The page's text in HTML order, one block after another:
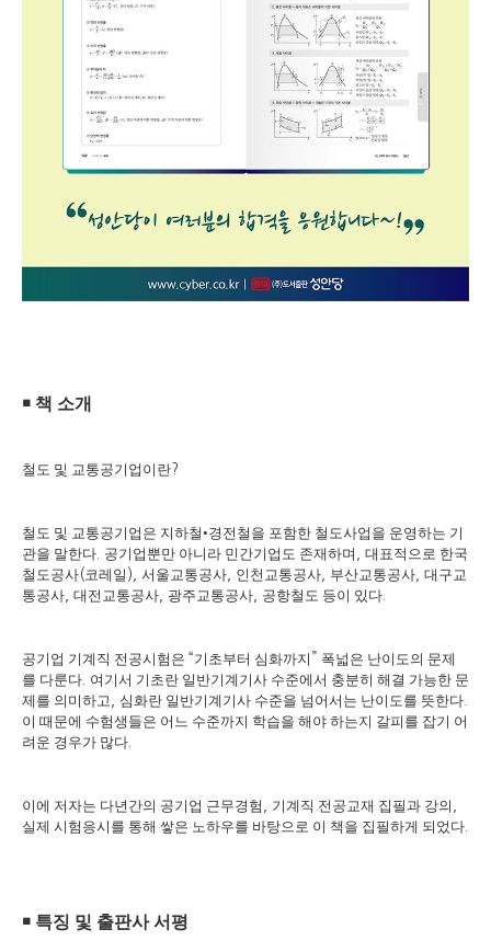
￭ 책 소개
철도 및 교통공기업이란 ?
철도 및 교통공기업은 지하철•경전철을 포함한 철도사업을 운영하는 기
관을 말한다 공기업뿐만 아니라 민간기업도 존재하며
대표적으로 한국
철도공사( 코레일 ), 서울교통공사 인천교통공사 부산교통공사 대구교
통공사 대전교통공사 광주교통공사 공항철도 등이 있다
공기업 기계직 전공시험은 “기초부터 심화까지 ” 폭넓은 난이도의 문제
를 다룬다 여기서 기초란 일반기계기사 수준에서 충분히 해결 가능한 문
제를 의미하고
심화란 일반기계기사 수준을 넘어서는 난이도를 뜻한다
이 때문에 수험생들은 어느 수준까지 학습을 해야 하는지 갈피를 잡기 어
려운 경우가 많다
이에 저자는 다년간의 공기업 근무경험 기계직 전공교재 집필과 강의
실제 시험응시를 통해 쌓은 노하우를 바탕으로 이 책을 집필하게 되었다
￭ 특징 및 출판사 서평